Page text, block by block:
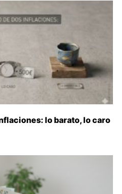
lo barato, lo caro